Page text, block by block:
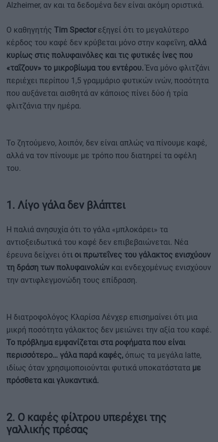
Alzheimer, αν και τα δεδομένα δεν είναι ακόμη οριστικά.
Ο καθηγητής Tim Spectorεξηγεί ότι το μεγαλύτερο
κέρδος του καφέ δεν κρύβεται μόνο στην καφεΐνη, αλλά
κυρίως στις πολυφαινόλες και τις φυτικές ίνες που
«ταΐζουν» το μικροβίωμα του εντέρου.Ένα μόνο φλιτζάνι
περιέχει περίπου 1,5 γραμμάριο φυτικών ινών, ποσότητα
που αυξάνεται αισθητά αν κάποιος πίνει δύο ή τρία
φλιτζάνια την ημέρα.
Το ζητούμενο, λοιπόν, δεν είναι απλώς να πίνουμε καφέ,
αλλά να τον πίνουμε με τρόπο που διατηρεί τα οφέλη
του.
1. Λίγο γάλα δεν βλάπτει
Η παλιά ανησυχία ότι το γάλα «μπλοκάρει» τα
αντιοξειδωτικά του καφέ δεν επιβεβαιώνεται. Νέα
έρευνα δείχνει ότι οι πρωτεΐνες του γάλακτος ενισχύουν
τη δράση των πολυφαινολών και ενδεχομένως ενισχύουν
την αντιφλεγμονώδη τους επίδραση.
Η διατροφολόγος Κλαρίσα Λένχερ επισημαίνει ότι μια
μικρή ποσότητα γάλακτος δεν μειώνει την αξία του καφέ.
Το πρόβλημα εμφανίζεται στα ροφήματα που είναι
περισσότερο… γάλα παρά καφές, όπως τα μεγάλα latte,
ιδίως όταν χρησιμοποιούνται φυτικά υποκατάστατα με
πρόσθετα και γλυκαντικά.
2. Ο καφές φίλτρου υπερέχει της
γαλλικής πρέσας